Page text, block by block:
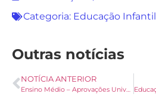
Categoria: Educação Infantil
Outras notícias
NOTÍCIA ANTERIOR
Ensino Médio – Aprovações Universidades